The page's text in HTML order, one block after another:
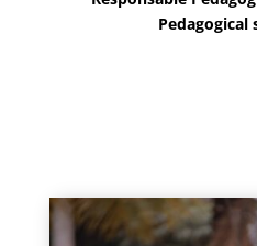
Pedagogical